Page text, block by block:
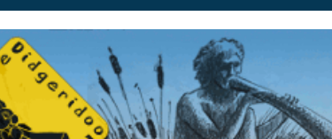
sur France Didgeridoo - retrouvez la communauté.